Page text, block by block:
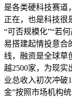
是各类硬科技赛道
正在，也是科技很
“可否规模化”“若
易搭建起情投意合
线，融资是全球草
越2500家，为现实
业总收入初次冲破
金”按照市场机构